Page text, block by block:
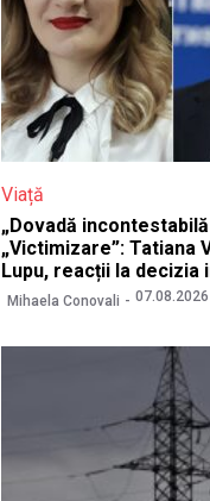
Viață
„Dovadă
„Victimizare”: Tatiana
Lupu, reacții la decizia
Mihaela Conovali